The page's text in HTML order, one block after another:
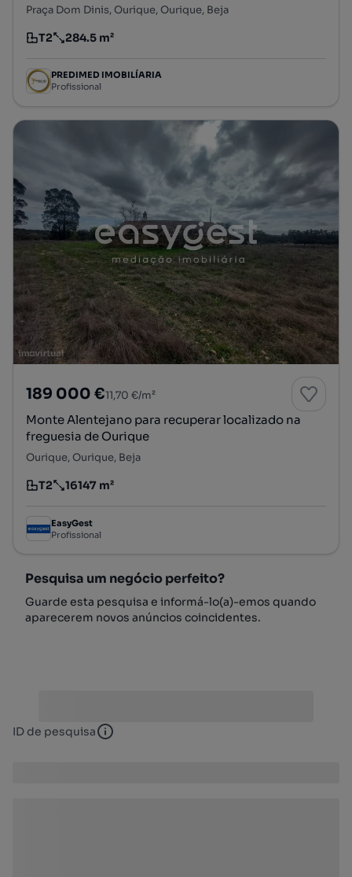
Praça Dom Dinis, Ourique, Ourique, Beja
Tipologia
T2
Preço por metro quadrado
284.5 m²
PREDIMED IMOBILÍARIA
Profissional
189 000 €11,70 €/m²
Monte Alentejano para recuperar localizado na
freguesia de Ourique
Ourique, Ourique, Beja
Tipologia
T2
Preço por metro quadrado
16147 m²
EasyGest
Profissional
Pesquisa um negócio perfeito?
Guarde esta pesquisa e informá-lo(a)-emos quando
aparecerem novos anúncios coincidentes.
ID de pesquisa ID de pesquisa